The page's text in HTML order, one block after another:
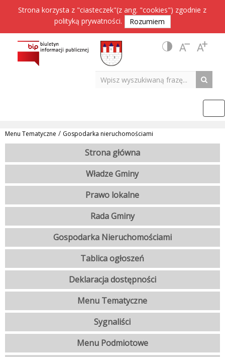
Strona korzysta z "ciasteczek"(z ang. "cookies") zgodnie z
polityką prywatności. Rozumiem
Menu Tematyczne / Gospodarka nieruchomościami
Strona główna
Władze Gminy
Prawo lokalne
Rada Gminy
Gospodarka Nieruchomościami
Tablica ogłoszeń
Deklaracja dostępności
Menu Tematyczne
Sygnaliści
Menu Podmiotowe